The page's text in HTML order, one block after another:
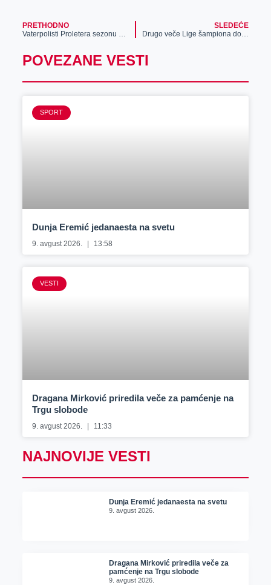
PRETHODNO
SLEDEĆE
Drugo veče Lige šampiona donosi pravi fudbalski spektakl: Ovu igru obavezno stavite na tiket!
POVEZANE VESTI
SPORT
Dunja Eremić jedanaesta na svetu
9. avgust 2026. 13:58
VESTI
Dragana Mirković priredila veče za pamćenje na
Trgu slobode
9. avgust 2026. 11:33
NAJNOVIJE VESTI
Dunja Eremić jedanaesta na svetu
9. avgust 2026.
Dragana Mirković priredila veče za
pamćenje na Trgu slobode
9. avgust 2026.